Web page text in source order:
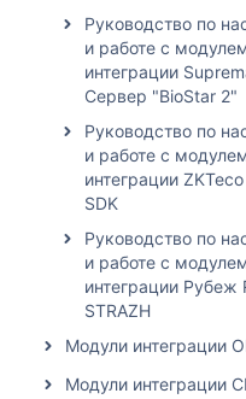
Руководство по
и работе с
интеграции
Сервер "BioStar 2"
Руководство по
и работе с
интеграции
SDK
Руководство по
и работе с
интеграции Рубеж
STRAZH
Модули интеграции
Модули интеграции